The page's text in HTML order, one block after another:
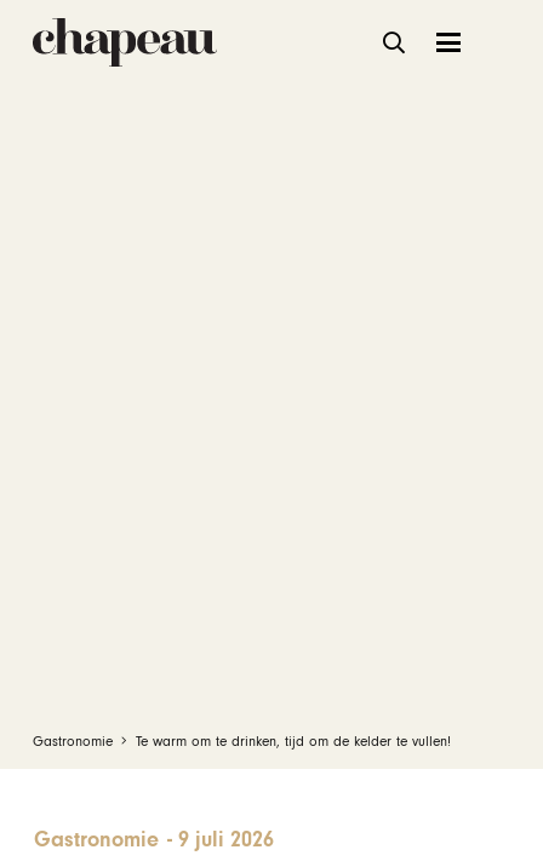
Gastronomie Te warm om te drinken, tijd om de kelder te vullen!
Gastronomie -9 juli 2026